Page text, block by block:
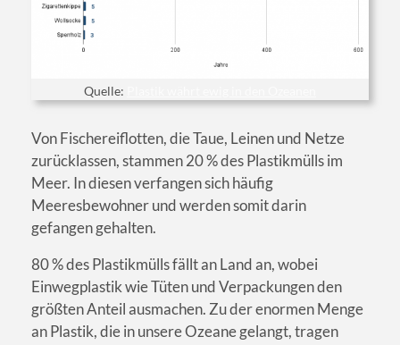
Quelle:
Von Fischereiflotten, die Taue, Leinen und Netze
zurücklassen, stammen 20 % des Plastikmülls im
Meer. In diesen verfangen sich häufig
Meeresbewohner und werden somit darin
gefangen gehalten.
80 % des Plastikmülls fällt an Land an, wobei
Einwegplastik wie Tüten und Verpackungen den
größten Anteil ausmachen. Zu der enormen Menge
an Plastik, die in unsere Ozeane gelangt, tragen